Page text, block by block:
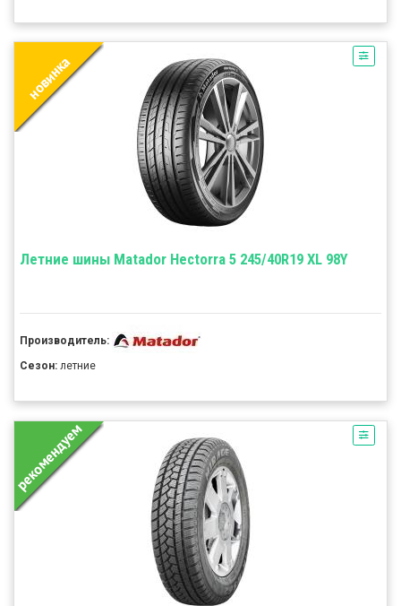
Летние шины Matador Hectorra 5 245/40R19 XL 98Y
Производитель:
Сезон: летние